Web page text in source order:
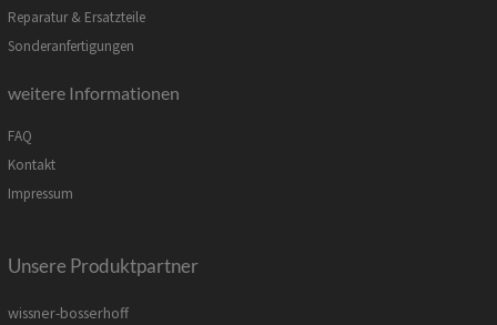
Reparatur & Ersatzteile
Sonderanfertigungen
weitere Informationen
FAQ
Kontakt
Impressum
Unsere Produktpartner
wissner-bosserhoff